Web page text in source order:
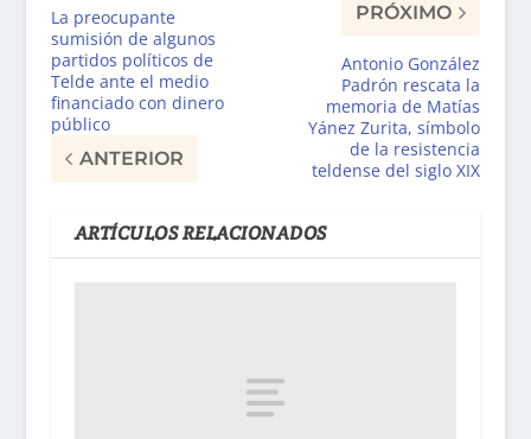
La preocupante
sumisión de algunos
partidos políticos de
Telde ante el medio
financiado con dinero
público
ANTERIOR
PRÓXIMO
Antonio González
Padrón rescata la
memoria de Matías
Yánez Zurita, símbolo
de la resistencia
teldense del siglo XIX
ARTÍCULOS RELACIONADOS